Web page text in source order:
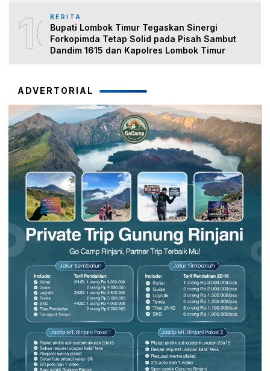
10BERITA
Bupati Lombok Timur Tegaskan Sinergi
Forkopimda Tetap Solid pada Pisah Sambut
Dandim 1615 dan Kapolres Lombok Timur
ADVERTORIAL